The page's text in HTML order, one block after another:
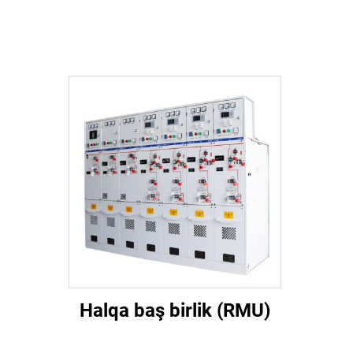
Halqa baş birlik (RMU)